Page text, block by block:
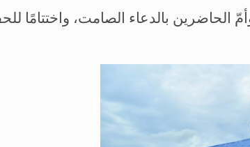
الحاضرين بالدعاء الصامت،